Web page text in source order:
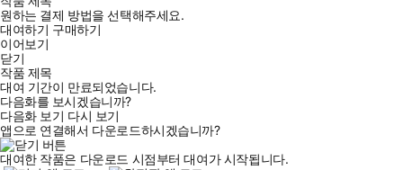
원하는 결제 방법을 선택해주세요.
대여하기 구매하기
이어보기
닫기
작품 제목
대여 기간이 만료되었습니다.
다음화를 보시겠습니까?
다음화 보기 다시 보기
앱으로 연결해서 다운로드하시겠습니까?
대여한 작품은 다운로드 시점부터 대여가 시작됩니다.